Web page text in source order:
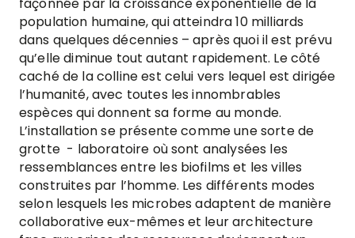
façonnée par la croissance exponentielle de la
population humaine, qui atteindra 10 milliards
dans quelques décennies – après quoi il est prévu
qu’elle diminue tout autant rapidement. Le côté
caché de la colline est celui vers lequel est dirigée
l’humanité, avec toutes les innombrables
espèces qui donnent sa forme au monde.
L’installation se présente comme une sorte de
grotte - laboratoire où sont analysées les
ressemblances entre les biofilms et les villes
construites par l’homme. Les différents modes
selon lesquels les microbes adaptent de manière
collaborative eux-mêmes et leur architecture